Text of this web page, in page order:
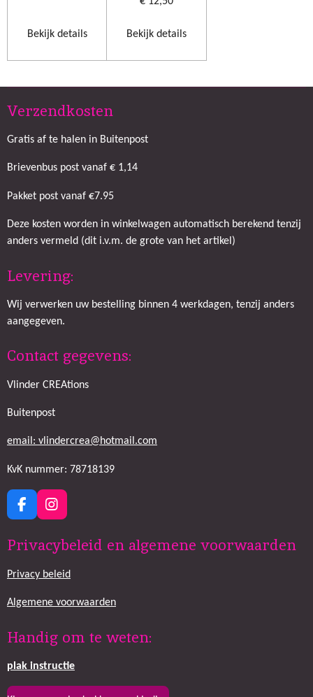
Bekijk details Bekijk details
Verzendkosten
Gratis af te halen in Buitenpost
Brievenbus post vanaf € 1,14
Pakket post vanaf €7.95
Deze kosten worden in winkelwagen automatisch berekend tenzij
anders vermeld (dit i.v.m. de grote van het artikel)
Levering:
Wij verwerken uw bestelling binnen 4 werkdagen, tenzij anders
aangegeven.
Contact gegevens:
Vlinder CREAtions
Buitenpost
email: vlindercrea@hotmail.com
KvK nummer: 78718139
F
a
e
o
k
I
n
t
g
a
Privacybeleid en algemene voorwaarden
Privacy beleid
Algemene voorwaarden
Handig om te weten:
plak instructie